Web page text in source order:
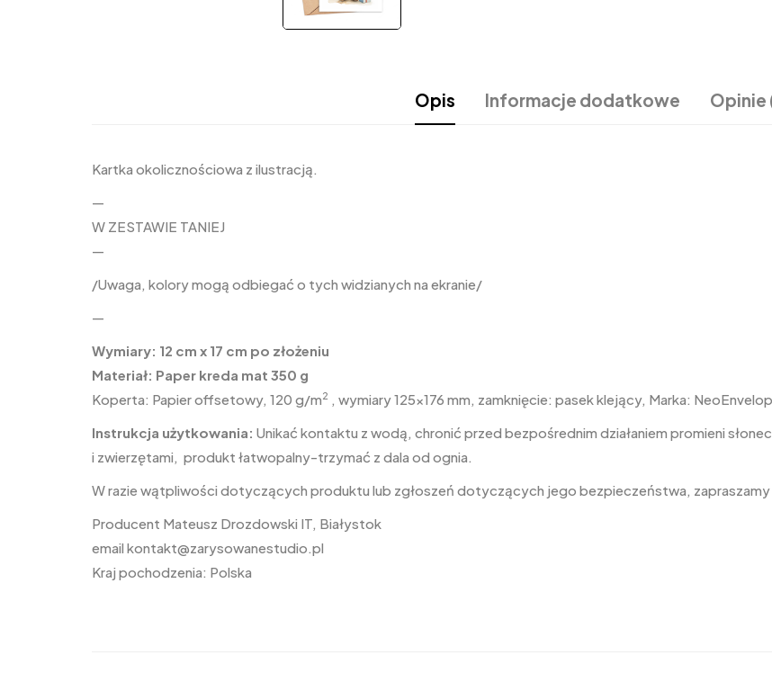
Opis Informacje dodatkowe Opinie
Kartka okolicznościowa z ilustracją.
—
W ZESTAWIE TANIEJ
—
/Uwaga, kolory mogą odbiegać o tych widzianych na ekranie/
—
Wymiary: 12 cm x 17 cm po złożeniu
Materiał: Paper kreda mat 350 g
Koperta: Papier offsetowy, 120 g/m2
, wymiary 125×176 mm, zamknięcie: pasek klejący, Marka:
Instrukcja użytkowania: Unikać kontaktu z wodą, chronić przed bezpośrednim działaniem promieni
i zwierzętami, produkt łatwopalny-trzymać z dala od ognia.
W razie wątpliwości dotyczących produktu lub zgłoszeń dotyczących jego bezpieczeństwa,
Producent Mateusz Drozdowski IT, Białystok
email kontakt@zarysowanestudio.pl
Kraj pochodzenia: Polska